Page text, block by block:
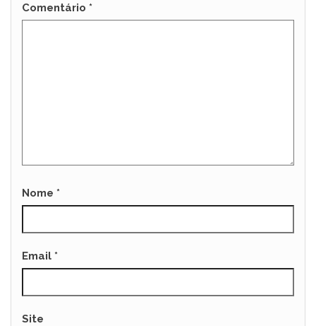
Comentário *
Nome *
Email *
Site